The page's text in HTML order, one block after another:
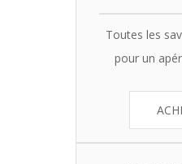
Toutes les
pour un